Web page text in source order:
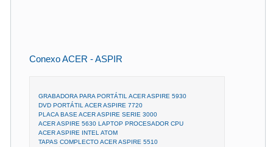
Conexo ACER - ASPIR
GRABADORA PARA PORTÁTIL ACER ASPIRE 5930
DVD PORTÁTIL ACER ASPIRE 7720
PLACA BASE ACER ASPIRE SERIE 3000
ACER ASPIRE 5630 LAPTOP PROCESADOR CPU
ACER ASPIRE INTEL ATOM
TAPAS COMPLECTO ACER ASPIRE 5510